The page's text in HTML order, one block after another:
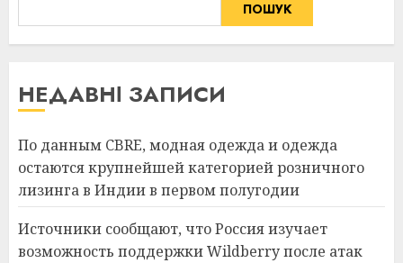
ПОШУК
НЕДАВНІ ЗАПИСИ
По данным CBRE, модная одежда и одежда
остаются крупнейшей категорией розничного
лизинга в Индии в первом полугодии
Источники сообщают, что Россия изучает
возможность поддержки Wildberry после атак